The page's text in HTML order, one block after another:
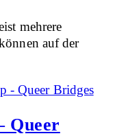
mehrere
auf der
Queer